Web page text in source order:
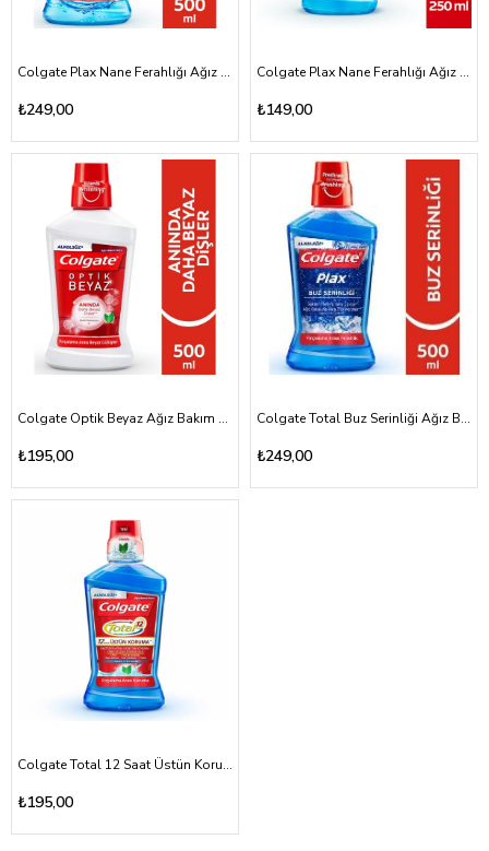
Colgate Plax Nane Ferahlığı Ağız Bakım Suyu 500ml
₺249,00
Colgate Plax Nane Ferahlığı Ağız Bakım Suyu 250ml
₺149,00
Colgate Optik Beyaz Ağız Bakım Suyu 500ml
₺195,00
Colgate Total Buz Serinliği Ağız Bakım Suyu 500ml
₺249,00
Colgate Total 12 Saat Üstün Koruma Ağız Bakım Suyu 500ml
₺195,00